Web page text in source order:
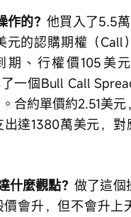
作的？ 他買入了5.5
元的認購期權（Call
期、行權價105美
了一個Bull Call
合約單價約2.51美
達1380萬美元，
什麼觀點？ 做了這個
會升，但不會升上